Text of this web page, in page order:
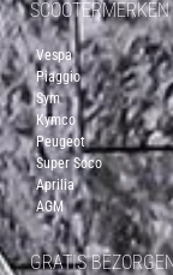
SCOOTERMERKEN
Vespa
Piaggio
Sym
Kymco
Peugeot
Super Soco
Aprilia
AGM
GRATIS